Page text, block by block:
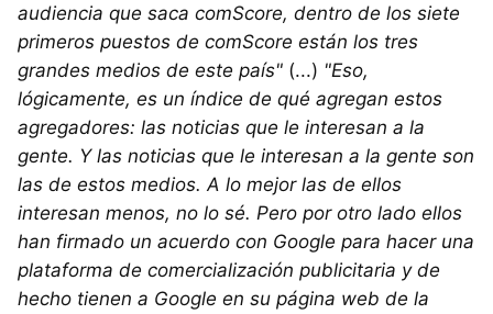
audiencia que saca comScore, dentro de los siete
primeros puestos de comScore están los tres
grandes medios de este país" (...) "Eso,
lógicamente, es un índice de qué agregan estos
agregadores: las noticias que le interesan a la
gente. Y las noticias que le interesan a la gente son
las de estos medios. A lo mejor las de ellos
interesan menos, no lo sé. Pero por otro lado ellos
han firmado un acuerdo con Google para hacer una
plataforma de comercialización publicitaria y de
hecho tienen a Google en su página web de la